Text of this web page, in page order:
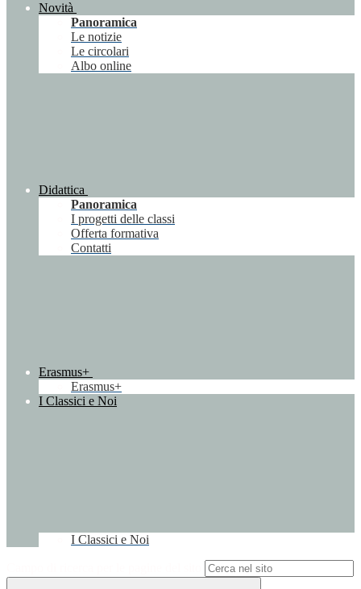
Novità
Panoramica
Le notizie
Le circolari
Albo online
Didattica
Panoramica
I progetti delle classi
Offerta formativa
Contatti
Erasmus+
Erasmus+
I Classici e Noi
I Classici e Noi